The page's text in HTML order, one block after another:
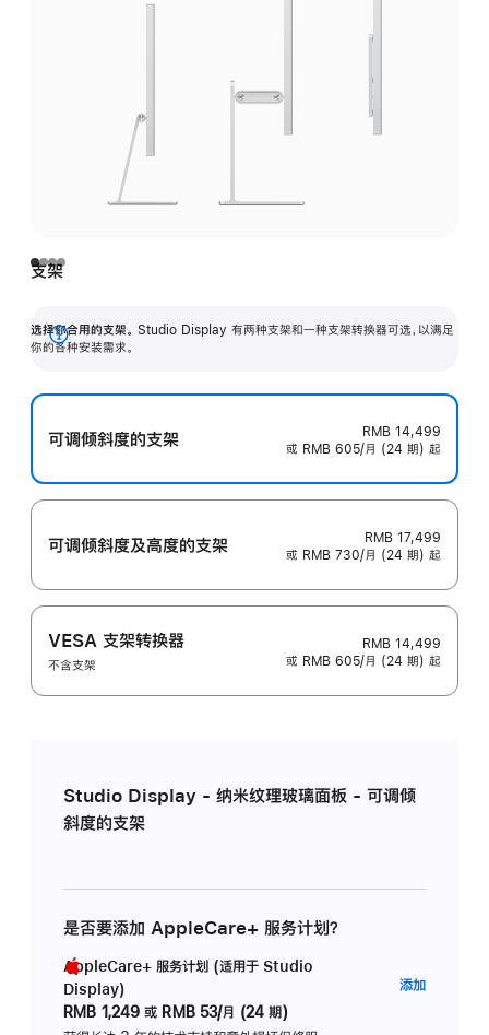
支架
选择你合用的支架。 Studio Display 有两种支架和一种支架转换器可选，以满足
你的各种安装需求。
展
可调倾斜度的支架
RMB 14,499
或 RMB 605/月 (24 期) 起
可调倾斜度及高‍度的支‍架
RMB 17,499
或 RMB 730/月 (24 期) 起
VESA 支架转换器
不含支架
RMB 14,499
或 RMB 605/月 (24 期) 起
Studio Display - 纳米纹理玻璃面板 - 可调倾
斜度的支架
是否要添加 AppleCare+ 服务计划？
AppleCare+ 服务计划 (适用于 Studio
Display)
RMB 1,249 或 RMB 53/月 (24 期)
添加